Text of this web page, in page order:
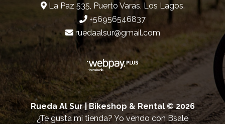
La Paz 535, Puerto Varas, Los Lagos.
+56956546837
ruedaalsur@gmail.com
Rueda Al Sur | Bikeshop & Rental © 2026
¿Te gusta mi tienda? Yo vendo con Bsale